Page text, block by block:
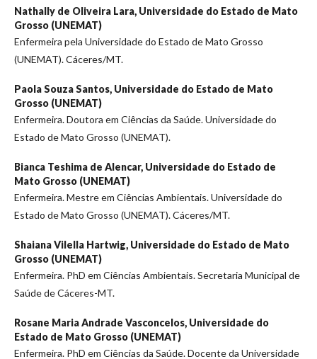
Nathally de Oliveira Lara, Universidade do Estado de Mato
Grosso (UNEMAT)
Enfermeira pela Universidade do Estado de Mato Grosso
(UNEMAT). Cáceres/MT.
Paola Souza Santos, Universidade do Estado de Mato
Grosso (UNEMAT)
Enfermeira. Doutora em Ciências da Saúde. Universidade do
Estado de Mato Grosso (UNEMAT).
Bianca Teshima de Alencar, Universidade do Estado de
Mato Grosso (UNEMAT)
Enfermeira. Mestre em Ciências Ambientais. Universidade do
Estado de Mato Grosso (UNEMAT). Cáceres/MT.
Shaiana Vilella Hartwig, Universidade do Estado de Mato
Grosso (UNEMAT)
Enfermeira. PhD em Ciências Ambientais. Secretaria Municipal de
Saúde de Cáceres-MT.
Rosane Maria Andrade Vasconcelos, Universidade do
Estado de Mato Grosso (UNEMAT)
Enfermeira. PhD em Ciências da Saúde. Docente da Universidade